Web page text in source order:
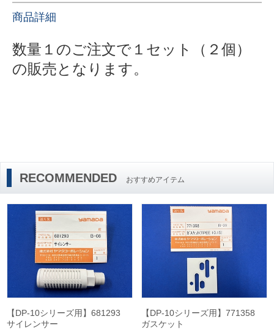
商品詳細
数量１のご注文で１セット（２個）
の販売となります。
RECOMMENDED おすすめアイテム
【DP-10シリーズ用】681293
サイレンサー
【DP-10シリーズ用】771358
ガスケット